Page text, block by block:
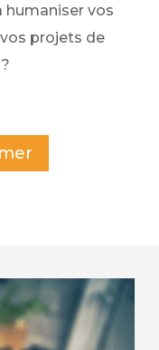
humaniser vos
projets de